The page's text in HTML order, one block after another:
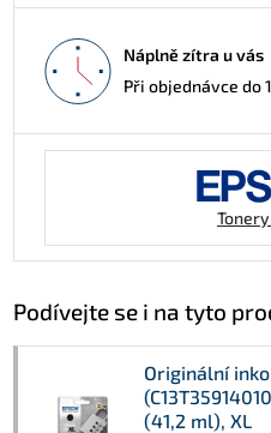
Náplně zítra u vás
Při objednávce do
Podívejte se i na tyto
Originální
(41,2 ml), XL